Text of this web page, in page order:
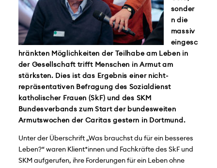
sonder
n die
massiv
eingesc
hränkten Möglichkeiten der Teilhabe am Leben in
der Gesellschaft trifft Menschen in Armut am
stärksten. Dies ist das Ergebnis einer nicht-
repräsentativen Befragung des Sozialdienst
katholischer Frauen (SkF) und des SKM
Bundesverbands zum Start der bundesweiten
Armutswochen der Caritas gestern in Dortmund.
Unter der Überschrift „Was brauchst du für ein besseres
Leben?“ waren Klient*innen und Fachkräfte des SkF und
SKM aufgerufen, ihre Forderungen für ein Leben ohne